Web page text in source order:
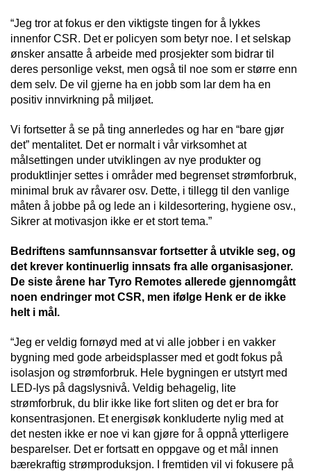
“Jeg tror at fokus er den viktigste tingen for å lykkes
innenfor CSR. Det er policyen som betyr noe. I et selskap
ønsker ansatte å arbeide med prosjekter som bidrar til
deres personlige vekst, men også til noe som er større enn
dem selv. De vil gjerne ha en jobb som lar dem ha en
positiv innvirkning på miljøet.
Vi fortsetter å se på ting annerledes og har en “bare gjør
det” mentalitet. Det er normalt i vår virksomhet at
målsettingen under utviklingen av nye produkter og
produktlinjer settes i områder med begrenset strømforbruk,
minimal bruk av råvarer osv. Dette, i tillegg til den vanlige
måten å jobbe på og lede an i kildesortering, hygiene osv.,
Sikrer at motivasjon ikke er et stort tema.”
Bedriftens samfunnsansvar fortsetter å utvikle seg, og
det krever kontinuerlig innsats fra alle organisasjoner.
De siste årene har Tyro Remotes allerede gjennomgått
noen endringer mot CSR, men ifølge Henk er de ikke
helt i mål.
“Jeg er veldig fornøyd med at vi alle jobber i en vakker
bygning med gode arbeidsplasser med et godt fokus på
isolasjon og strømforbruk. Hele bygningen er utstyrt med
LED-lys på dagslysnivå. Veldig behagelig, lite
strømforbruk, du blir ikke like fort sliten og det er bra for
konsentrasjonen. Et energisøk konkluderte nylig med at
det nesten ikke er noe vi kan gjøre for å oppnå ytterligere
besparelser. Det er fortsatt en oppgave og et mål innen
bærekraftig strømproduksjon. I fremtiden vil vi fokusere på